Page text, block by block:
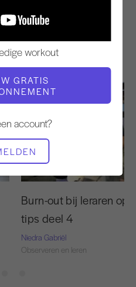
workout
GRATIS
account?
VOOR
leuk vindt
Burn-out bij leraren
tips deel 4
Niedra Gabriël
Observeren en leren